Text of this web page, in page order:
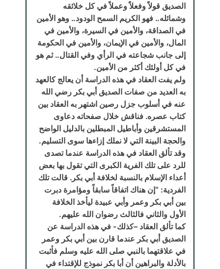
الصديق قولاً وفعلاً وعملاً في كل خلائقه
وشمائله.. فهو الكريم السمح الودود.. وهو الأمين
في الصداقة، والأمين في السيرة، والأمين في
المال، والأمين في الإيمان، والأمين في الحكومة
إلى جانب شجاعته في الرأي وفي القتال.. ثم هو
في كل أولئك أكثر من الأمين.
ولم يفت العقاد في هذه الدراسة أن يعالج كالعهد
به العديد من صفات الصديق أبي بكر رضي الله
عنه في أسلوب جزل رصين اشتهر به العقاد بين
كتاب عصره. فناقش خلال صفحاته دعاوى
المستشرقين وأباطيل المبطلين بالدليل الواضح
والحجة البينة التي لا نملك إزاءها سوى التسليم.
وقد تألق العقاد في هذه الدراسة عندما تصدى
للرد على تلك الفرية الكبرى التي تقول بها بعض
أعداء الإسلام بالنسبة لخلافة أبي بكر. قالت تلك
الفردية: “إن هناك اتفاقاً سابقاً ومؤامرة دبرت
بين أبي بكر وعمر وأبي عبيدة ليأخذ الخلافة
الأول والثاني فالثالث رضوان الله عليهم.
كما تألق العقاد –كذلك- في هذه الدراسة عن
الصديق أبي بكر عندما قارن بين أبي بكر وعمر
في علاقتهما بالنبي صلى الله عليه وسلم فأثبت
بالأدلة والبراهين أن أبا بكر نموذج للإقتداء في